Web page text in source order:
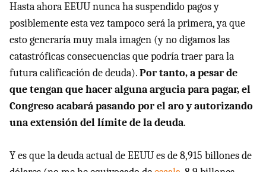
Hasta ahora EEUU nunca ha suspendido pagos y
posiblemente esta vez tampoco será la primera, ya que
esto generaría muy mala imagen (y no digamos las
catastróficas consecuencias que podría traer para la
futura calificación de deuda).Por tanto, a pesar de
que tengan que hacer alguna argucia para pagar, el
Congreso acabará pasando por el aro y autorizando
una extensión del límite de la deuda.
Y es que la deuda actual de EEUU es de 8,915 billones de